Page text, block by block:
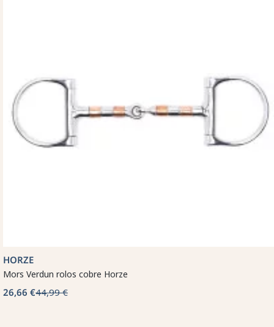
HORZE
Mors Verdun rolos cobre Horze
26,66 €44,99 €